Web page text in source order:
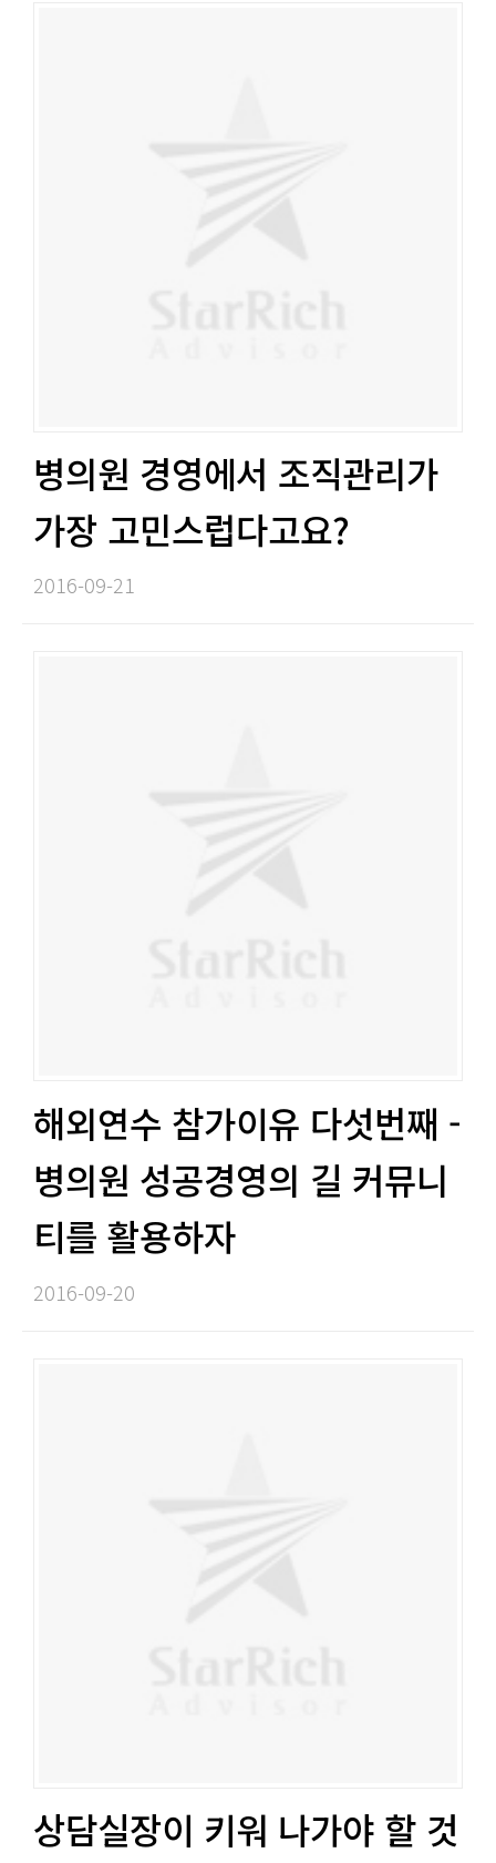
병의원 경영에서 조직관리가
가장 고민스럽다고요?​​
2016-09-21​
해외연수 참가이유 다섯번째 -
병의원 성공경영의 길 커뮤니
티를 활용하자​​
2016-09-20​
상담실장이 키워 나가야 할 것